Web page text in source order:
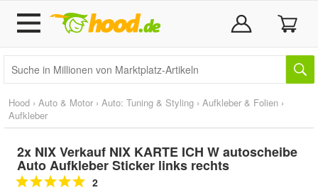
Hood › Auto & Motor › Auto: Tuning & Styling › Aufkleber & Folien ›
Aufkleber
2x NIX Verkauf NIX KARTE ICH W autoscheibe
Auto Aufkleber Sticker links rechts
2